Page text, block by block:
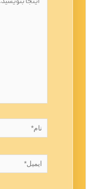
بنویسید…
ایمیل*